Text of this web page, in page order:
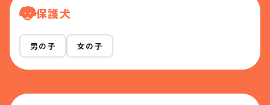
保護犬
男の子 女の子